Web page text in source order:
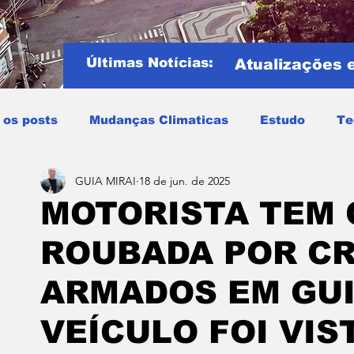
Últimas Notícias: Atualizações
os posts Mudanças Climaticas Estudo
do mundo COPA DO MUNDO 2026
Miraí Muriaé Região
MOTORISTA TEM
ROUBADA POR
ARMADOS EM
VEÍCULO FOI
GUIA MIRAI 18 de jun. de 2025